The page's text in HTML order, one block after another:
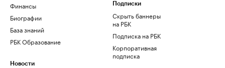
Финансы
Биографии
База знаний
РБК Образование
Новости
Подписки
Скрыть баннеры
на РБК
Подписка на РБК
Корпоративная
подписка